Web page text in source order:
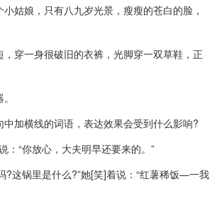
姑娘，只有八九岁光景，瘦瘦的苍白的脸，
穿一身很破旧的衣裤，光脚穿一双草鞋，正
加横线的词语，表达效果会受到什么影响?
：“你放心，大夫明早还要来的。”
?这锅里是什么?”她[笑]着说：“红薯稀饭—一我